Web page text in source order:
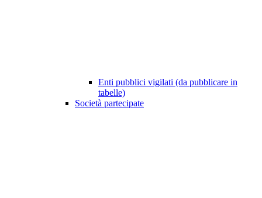
Enti pubblici vigilati (da pubblicare in
tabelle)
Società partecipate